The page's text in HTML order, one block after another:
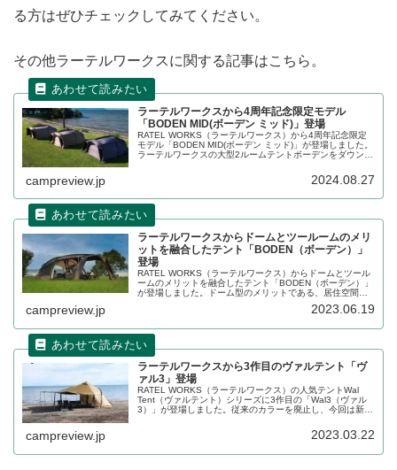
る方はぜひチェックしてみてください。
その他ラーテルワークスに関する記事はこちら。
ラーテルワークスから4周年記念限定モデル
「BODEN MID(ボーデン ミッド)」登場
RATEL WORKS（ラーテルワークス）から4周年記念限定
モデル「BODEN MID(ボーデン ミッド)」が登場しました。
ラーテルワークスの大型2ルームテントボーデンをダウンサ
装備されています。詳細をレビューします。
campreview.jp 2024.08.27
ラーテルワークスからドームとツールームのメリ
ットを融合したテント「BODEN（ボーデン）」
登場
RATEL WORKS（ラーテルワークス）からドームとツール
ームのメリットを融合したテント「BODEN（ボーデン）」
が登場しました。ドーム型のメリットである、居住空間の
で、別でタープを用意する必要がありません。詳細をレビ
campreview.jp 2023.06.19
ラーテルワークスから3作目のヴァルテント「ヴ
ァル3」登場
RATEL WORKS（ラーテルワークス）の人気テントWal
Tent（ヴァルテント）シリーズに3作目の「Wal3（ヴァル
3）」が登場しました。従来のカラーを廃止し、今回は新た
campreview.jp 2023.03.22